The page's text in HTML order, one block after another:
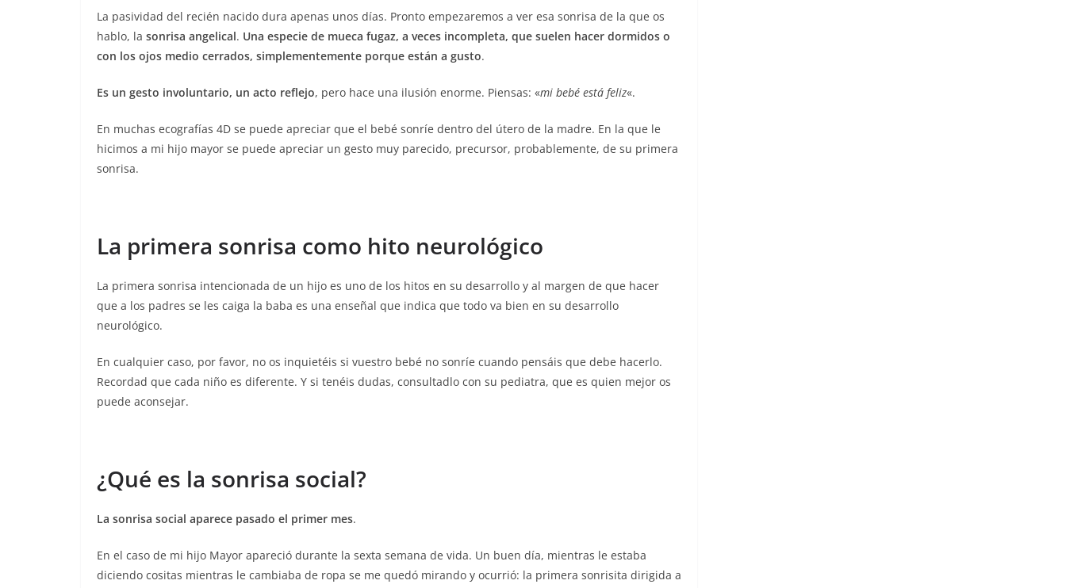
La pasividad del recién nacido dura apenas unos días. Pronto empezaremos a ver esa sonrisa de la que os
hablo, la sonrisa angelical. Una especie de mueca fugaz, a veces incompleta, que suelen hacer dormidos o
con los ojos medio cerrados, simplementemente porque están a gusto.
Es un gesto involuntario, un acto reflejo, pero hace una ilusión enorme. Piensas: «mi bebé está feliz«.
En muchas ecografías 4D se puede apreciar que el bebé sonríe dentro del útero de la madre. En la que le
hicimos a mi hijo mayor se puede apreciar un gesto muy parecido, precursor, probablemente, de su primera
sonrisa.
La primera sonrisa como hito neurológico
La primera sonrisa intencionada de un hijo es uno de los hitos en su desarrollo y al margen de que hacer
que a los padres se les caiga la baba es una enseñal que indica que todo va bien en su desarrollo
neurológico.
En cualquier caso, por favor, no os inquietéis si vuestro bebé no sonríe cuando pensáis que debe hacerlo.
Recordad que cada niño es diferente. Y si tenéis dudas, consultadlo con su pediatra, que es quien mejor os
puede aconsejar.
¿Qué es la sonrisa social?
La sonrisa social aparece pasado el primer mes.
En el caso de mi hijo Mayor apareció durante la sexta semana de vida. Un buen día, mientras le estaba
diciendo cositas mientras le cambiaba de ropa se me quedó mirando y ocurrió: la primera sonrisita dirigida a